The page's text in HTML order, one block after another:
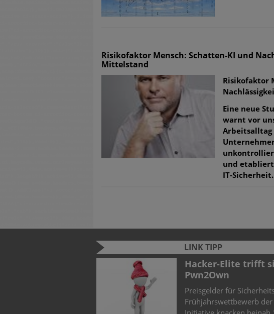
Risikofaktor Mensch: Schatten-KI und
Mittelstand
Risikofaktor
Eine neue
warnt vor
und
IT-Sicherheit.
LINK TIPP
Hacker-Elite trifft sich zum
Preisgelder für Sicherheitslücken beim
Frühjahrswettbewerb der Zero Day